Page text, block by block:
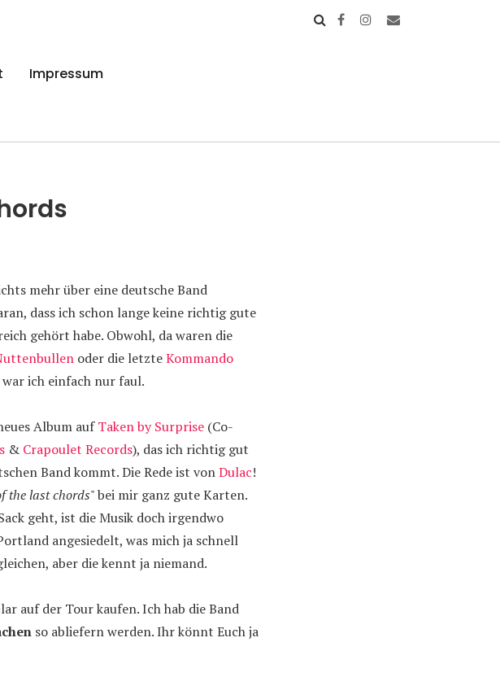
Impressum
mehr über eine deutsche Band
dass ich schon lange keine richtig gute
gehört habe. Obwohl, da waren die
oder die letzteKommando
ich einfach nur faul.
Album aufTaken by Surprise (Co-
& Crapoulet Records), das ich richtig gut
Band kommt. Die Rede ist vonDulac!
the last chords" bei mir ganz gute Karten.
geht, ist die Musik doch irgendwo
angesiedelt, was mich ja schnell
aber die kennt ja niemand.
auf der Tour kaufen. Ich hab die Band
so abliefern werden. Ihr könnt Euch ja